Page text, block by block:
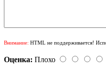
Внимание: HTML не поддерживается!
Оценка: Плохо